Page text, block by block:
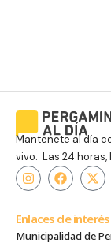
Mantenete al día
vivo. Las 24 horas,
Enlaces de interés
Municipalidad de